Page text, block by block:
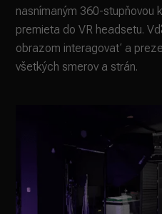
nasnímaným 360-stupňovou
premieta do VR headsetu.
obrazom interagovať a
všetkých smerov a strán.